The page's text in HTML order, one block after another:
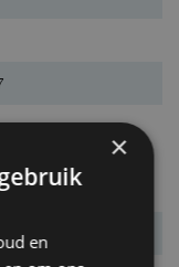
×
en